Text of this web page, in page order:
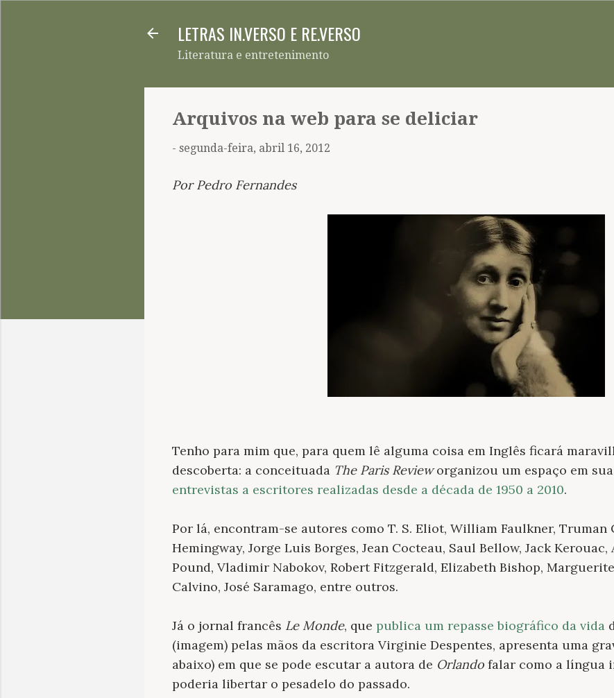
LETRAS IN.VERSO E RE.VERSO
Literatura e entretenimento
Arquivos na web para se deliciar
- segunda-feira, abril 16, 2012
Por Pedro Fernandes
Tenho para mim que, para quem lê alguma coisa em Inglês ficará
descoberta: a conceituada The Paris Revieworganizou um espaço em
entrevistas a escritores realizadas desde a década de 1950 a 2010.
Por lá, encontram-se autores como T. S. Eliot, William Faulkner, Truman
Hemingway, Jorge Luis Borges, Jean Cocteau, Saul Bellow, Jack
Pound, Vladimir Nabokov, Robert Fitzgerald, Elizabeth Bishop,
Calvino, José Saramago, entre outros.
Já o jornal francês Le Monde, que publica um repasse biográfico da vida
(imagem) pelas mãos da escritora Virginie Despentes, apresenta uma
abaixo) em que se pode escutar a autora de Orlando falar como a língua
poderia libertar o pesadelo do passado.